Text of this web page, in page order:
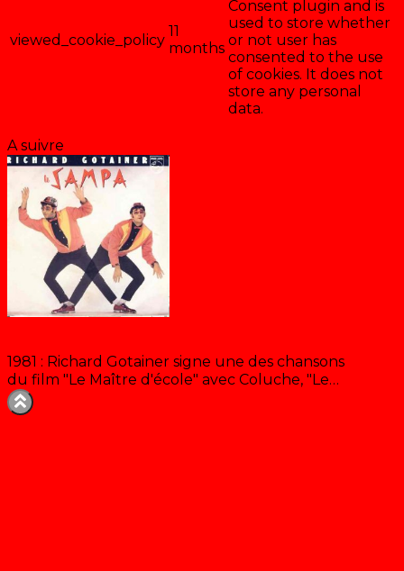
viewed_cookie_policy
11
months
Consent plugin and is
used to store whether
or not user has
consented to the use
of cookies. It does not
store any personal
data.
A suivre
1981 : Richard Gotainer signe une des chansons
du film "Le Maître d'école" avec Coluche, "Le…